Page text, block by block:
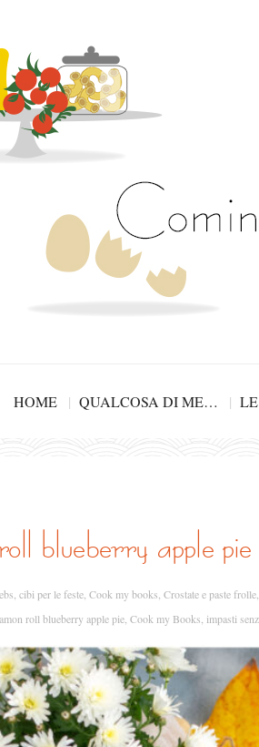
HOME QUALCOSA DI ME…
blueberry apple pie
cibi per le feste Cook my books Crostate e paste frolle
roll blueberry apple pie Cook my Books impasti